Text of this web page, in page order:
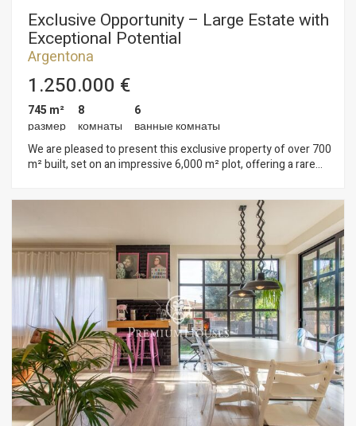
Exclusive Opportunity – Large Estate with
Exceptional Potential
Argentona
1.250.000 €
745 m²
размер
8
комнаты
6
ванные комнаты
We are pleased to present this exclusive property of over 700
m² built, set on an impressive 6,000 m² plot, offering a rare
future owners to redesign and adapt the property entirely to
their personal taste and lifestyle. Its generous volumes,
flexible layout and expansive grounds provide an excellent
foundation for a high-end residential project. The property is
currently distributed over three levels: The main floor
features a spacious living-dining room, a separate kitchen and
laundry area. This level also includes three double bedrooms,
one of them en suite, and four bathrooms. All rooms are
equipped with built-in wardrobes. The upper floor houses an
independent apartment with a kitchen office, living-dining
area, three bedrooms and one bathroom — ideal as a guest
residence, staff accommodation or a fully self-contained
living space. The lower level comprises the garage, along with
two additional rooms and a bathroom, offering further
versatility and multiple potential uses. A property of